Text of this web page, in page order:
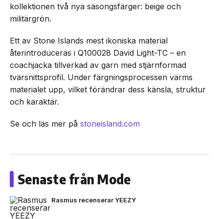
kollektionen två nya säsongsfärger: beige och
militärgrön.
Ett av Stone Islands mest ikoniska material
återintroduceras i Q100028 David Light-TC – en
coachjacka tillverkad av garn med stjärnformad
tvärsnittsprofil. Under färgningsprocessen värms
materialet upp, vilket förändrar dess känsla, struktur
och karaktär.
Se och läs mer på stoneisland.com
Senaste från Mode
Rasmus recenserar YEEZY